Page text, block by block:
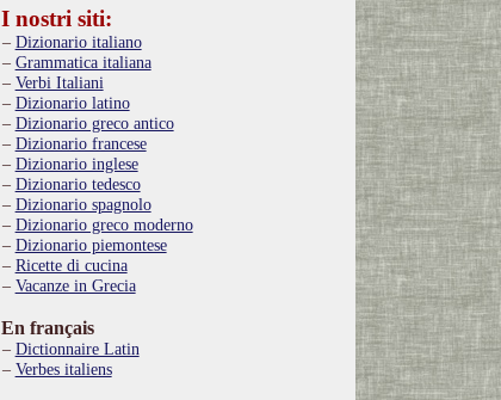
I nostri siti:
Dizionario italiano
Grammatica italiana
Verbi Italiani
Dizionario latino
Dizionario greco antico
Dizionario francese
Dizionario inglese
Dizionario tedesco
Dizionario spagnolo
Dizionario greco moderno
Dizionario piemontese
Ricette di cucina
Vacanze in Grecia
En français
Dictionnaire Latin
Verbes italiens